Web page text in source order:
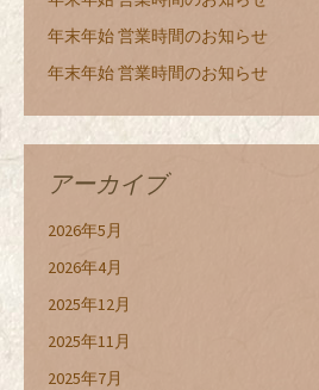
年末年始 営業時間のお知らせ
年末年始 営業時間のお知らせ
アーカイブ
2026年5月
2026年4月
2025年12月
2025年11月
2025年7月